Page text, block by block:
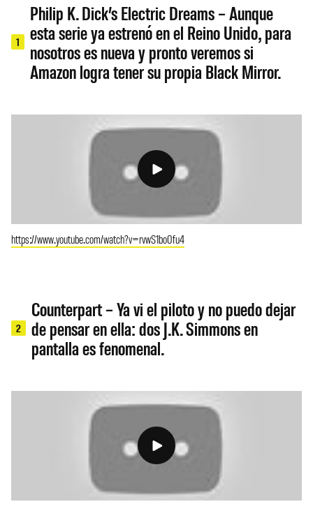
1
Philip K. Dick’s Electric Dreams – Aunque
esta serie ya estrenó en el Reino Unido, para
nosotros es nueva y pronto veremos si
Amazon logra tener su propia Black Mirror.
https://www.youtube.com/watch?v=rvwS1bo0fu4
2
Counterpart – Ya vi el piloto y no puedo dejar
de pensar en ella: dos J.K. Simmons en
pantalla es fenomenal.